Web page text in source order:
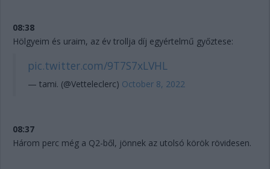
08:38
Hölgyeim és uraim, az év trollja díj egyértelmű győztese:
pic.twitter.com/9T7S7xLVHL
— tami. (@Vetteleclerc) October 8, 2022
08:37
Három perc még a Q2-ből, jönnek az utolsó körök rövidesen.